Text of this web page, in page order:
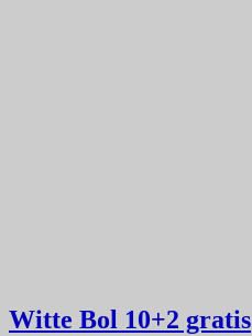
Witte Bol 10+2 gratis